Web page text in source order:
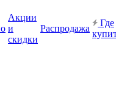
Акции
и
скидки
Распродажа
Где